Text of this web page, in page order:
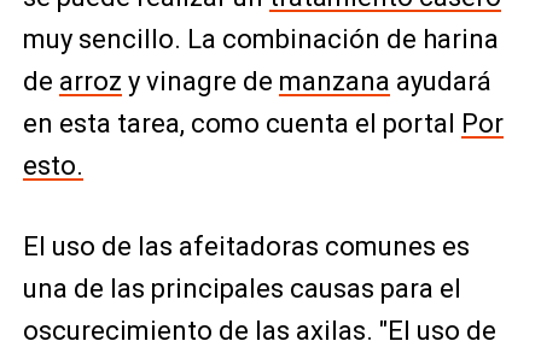
muy sencillo. La combinación de harina
de arroz y vinagre de manzana ayudará
en esta tarea, como cuenta el portal Por
esto.
El uso de las afeitadoras comunes es
una de las principales causas para el
oscurecimiento de las axilas. "El uso de